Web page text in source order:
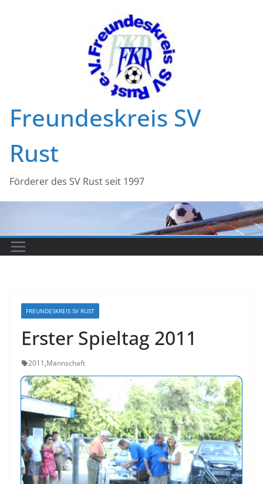
Freundeskreis SV
Rust
Förderer des SV Rust seit 1997
FREUNDESKREIS SV RUST
Erster Spieltag 2011
2011,Mannschaft